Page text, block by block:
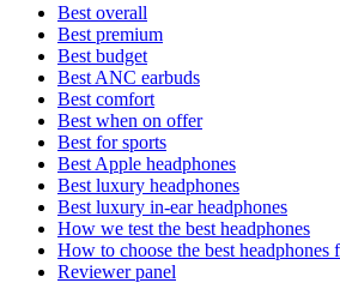
Best overall
Best premium
Best budget
Best ANC earbuds
Best comfort
Best when on offer
Best for sports
Best Apple headphones
Best luxury headphones
Best luxury in-ear headphones
How we test the best headphones
How to choose the best headphones
Reviewer panel